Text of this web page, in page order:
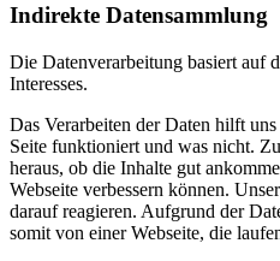
Indirekte Datensammlung
Die Datenverarbeitung basiert auf
Interesses.
Das Verarbeiten der Daten hilft
Seite funktioniert und was nicht.
heraus, ob die Inhalte gut
Webseite verbessern können.
darauf reagieren. Aufgrund der
somit von einer Webseite, die